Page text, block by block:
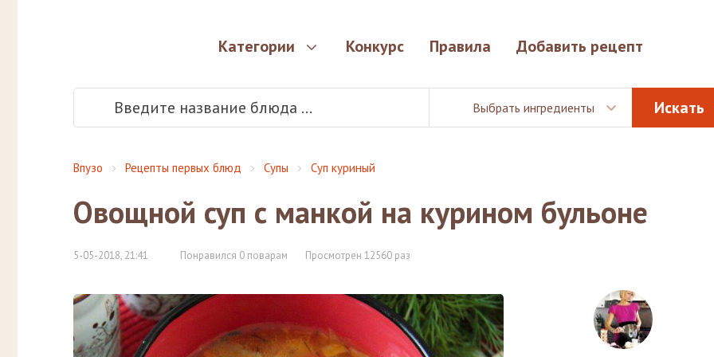
Категории Конкурс Правила Добавить рецепт
Выбрать ингредиенты
Впузо Рецепты первых блюд Супы Суп куриный
Овощной суп с манкой на курином бульоне
5-05-2018, 21:41 Понравился 0 поварам Просмотрен 12560 раз